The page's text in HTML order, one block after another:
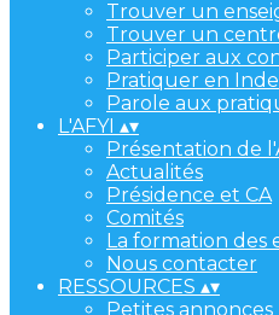
Trouver un
Trouver un
Participer aux
Pratiquer en Inde
Parole aux
L'AFYI ▴▾
Présentation de
Actualités
Présidence et CA
Comités
La formation des
Nous contacter
RESSOURCES ▴▾
Petites annonces